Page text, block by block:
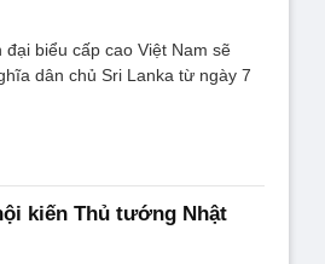
biểu cấp cao Việt Nam sẽ
dân chủ Sri Lanka từ ngày 7
kiến Thủ tướng Nhật